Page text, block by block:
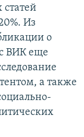
статей
Из
о
ВИК еще
а также